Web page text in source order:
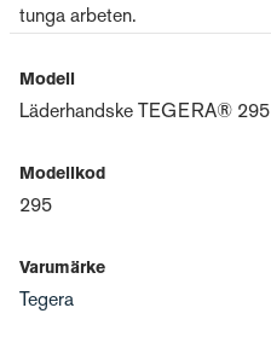
tunga arbeten.
Modell
Läderhandske TEGERA® 295
Modellkod
295
Varumärke
Tegera